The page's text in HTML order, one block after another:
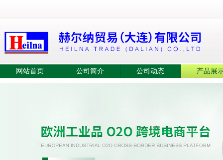
网站首页 公司简介 公司动态 产品展